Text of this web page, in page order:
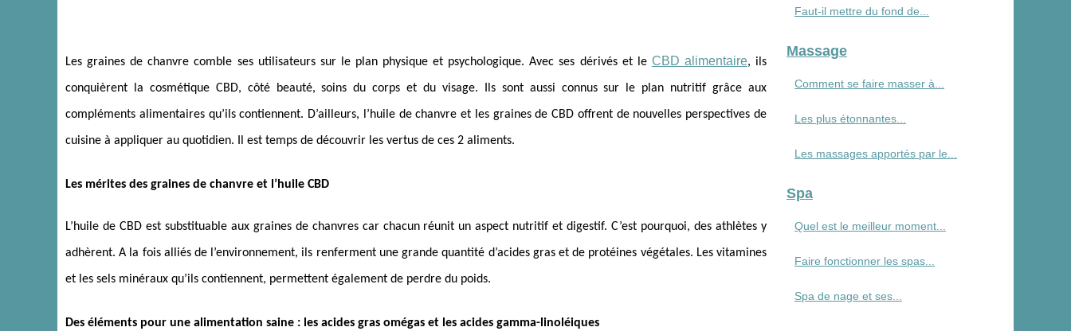
Les graines de chanvre comble ses utilisateurs sur le plan physique et psychologique. Avec ses dérivés et le CBD alimentaire, ils
conquièrent la cosmétique CBD, côté beauté, soins du corps et du visage. Ils sont aussi connus sur le plan nutritif grâce aux
compléments alimentaires qu’ils contiennent. D’ailleurs, l’huile de chanvre et les graines de CBD offrent de nouvelles perspectives de
cuisine à appliquer au quotidien. Il est temps de découvrir les vertus de ces 2 aliments.
Les mérites des graines de chanvre et l’huile CBD
L’huile de CBD est substituable aux graines de chanvres car chacun réunit un aspect nutritif et digestif. C’est pourquoi, des athlètes y
adhèrent. A la fois alliés de l’environnement, ils renferment une grande quantité d’acides gras et de protéines végétales. Les vitamines
et les sels minéraux qu’ils contiennent, permettent également de perdre du poids.
Des éléments pour une alimentation saine : les acides gras omégas et les acides gamma-linoléiques
Faut-il mettre du fond de...
Massage
Comment se faire masser à...
Les plus étonnantes...
Les massages apportés par le...
Spa
Quel est le meilleur moment...
Faire fonctionner les spas...
Spa de nage et ses...